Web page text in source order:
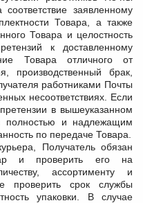
заявленному
Товара, а также
Товара и целостность
к доставленному
Товара отличного от
производственный брак,
работниками Почты
несоответствиях. Если
в вышеуказанном
полностью и надлежащим
по передаче Товара.
Получатель обязан
и проверить его на
ассортименту и
проверить срок службы
упаковки. В случае